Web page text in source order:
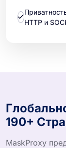
HTTP и
190+
MaskProxy